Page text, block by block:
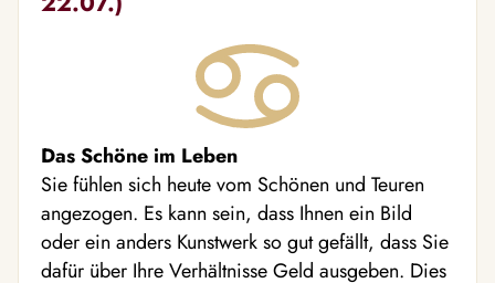
Das Schöne im Leben
Sie fühlen sich heute vom Schönen und Teuren
angezogen. Es kann sein, dass Ihnen ein Bild
oder ein anders Kunstwerk so gut gefällt, dass Sie
dafür über Ihre Verhältnisse Geld ausgeben. Dies